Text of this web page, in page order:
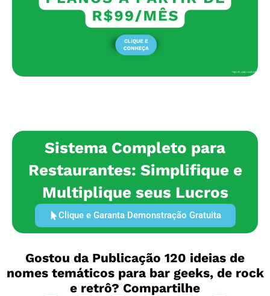
Sistema Completo para
Restaurantes: Simplifique e
Multiplique seus Lucros
Clique e Garanta Demonstração Gratuita
Gostou da Publicação 120 ideias de
nomes temáticos para bar geeks, de rock
e retrô? Compartilhe